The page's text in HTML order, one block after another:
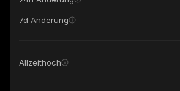
7d Änderung
Allzeithoch
-